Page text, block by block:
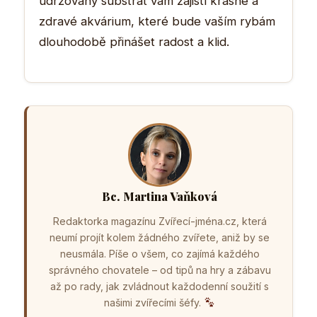
zdravé akvárium, které bude vaším rybám
dlouhodobě přinášet radost a klid.
Bc. Martina Vaňková
Redaktorka magazínu Zvířecí-jména.cz, která
neumí projít kolem žádného zvířete, aniž by se
neusmála. Píše o všem, co zajímá každého
správného chovatele – od tipů na hry a zábavu
až po rady, jak zvládnout každodenní soužití s
našimi zvířecími šéfy.